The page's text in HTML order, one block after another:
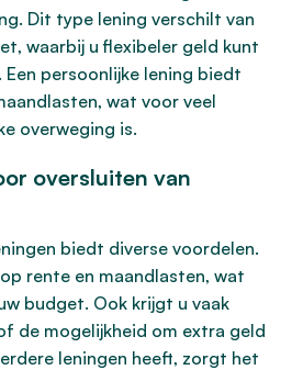
Dit type lening verschilt van
waarbij u flexibeler geld kunt
Een persoonlijke lening biedt
wat voor veel
overweging is.
oversluiten van
biedt diverse voordelen.
rente en maandlasten, wat
budget. Ook krijgt u vaak
de mogelijkheid om extra geld
leningen heeft, zorgt het